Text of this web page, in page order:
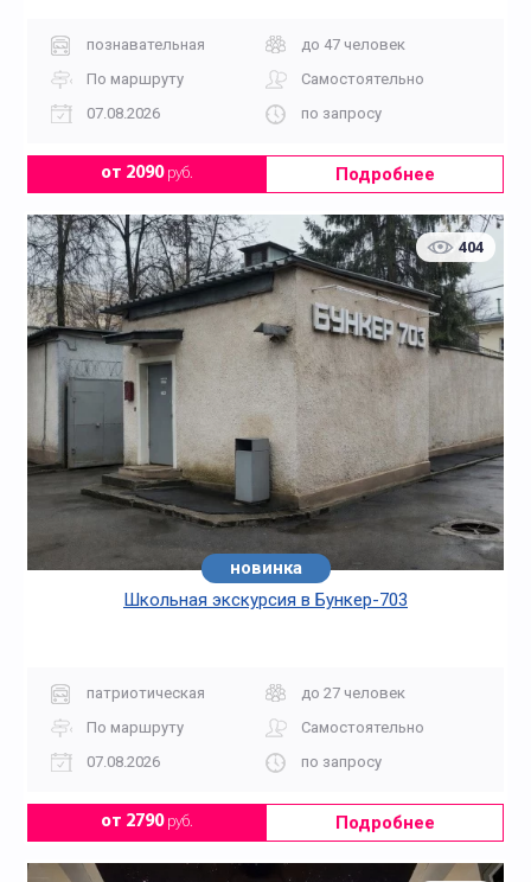
познавательная
до 47 человек
По маршруту
Самостоятельно
07.08.2026
по запросу
от 2090руб. Подробнее
404
новинка
Школьная экскурсия в Бункер-703
патриотическая
до 27 человек
По маршруту
Самостоятельно
07.08.2026
по запросу
от 2790руб. Подробнее